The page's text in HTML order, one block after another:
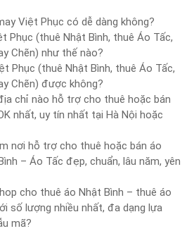
Việt Phục có dễ dàng không?
Phục (thuê Nhật Bình, thuê Áo Tấc,
Chẽn) như thế nào?
Phục (thuê Nhật Bình, thuê Áo Tấc,
Chẽn) được không?
chỉ nào hỗ trợ cho thuê hoặc bán
nhất, uy tín nhất tại Hà Nội hoặc
nơi hỗ trợ cho thuê hoặc bán áo
– Áo Tấc đẹp, chuẩn, lâu năm, yên
cho thuê áo Nhật Bình – thuê áo
số lượng nhiều nhất, đa dạng lựa
mã?